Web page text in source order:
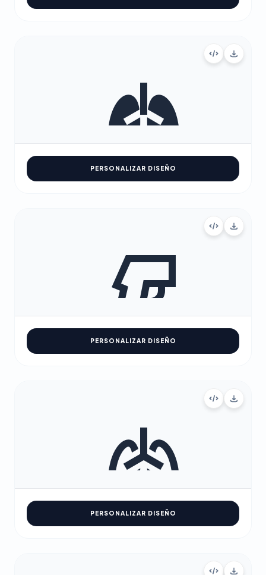
PERSONALIZAR DISEÑO
PERSONALIZAR DISEÑO
PERSONALIZAR DISEÑO